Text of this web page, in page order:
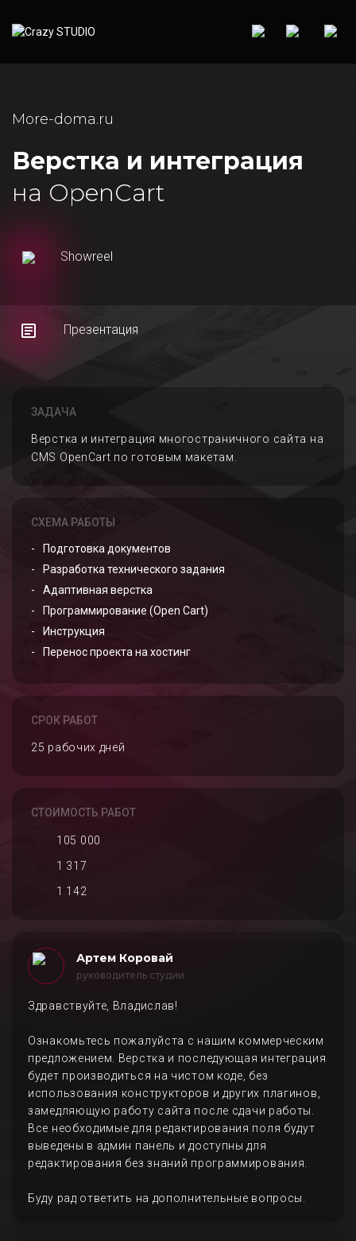
More-doma.ru
Верстка и интеграция
на OpenCart
Showreel
Презентация
ЗАДАЧА
Верстка и интеграция многостраничного сайта на
CMS OpenCart по готовым макетам.
СХЕМА РАБОТЫ
Подготовка документов
Разработка технического задания
Адаптивная верстка
Программирование (Open Cart)
Инструкция
Перенос проекта на хостинг
СРОК РАБОТ
25 рабочих дней
СТОИМОСТЬ РАБОТ
105 000
1 317
1 142
Артем Коровай
руководитель студии
Здравствуйте, Владислав!
Ознакомьтесь пожалуйста с нашим коммерческим
предложением. Верстка и последующая интеграция
будет производиться на чистом коде, без
использования конструкторов и других плагинов,
замедляющую работу сайта после сдачи работы.
Все необходимые для редактирования поля будут
выведены в админ панель и доступны для
редактирования без знаний программирования.
Буду рад ответить на дополнительные вопросы.